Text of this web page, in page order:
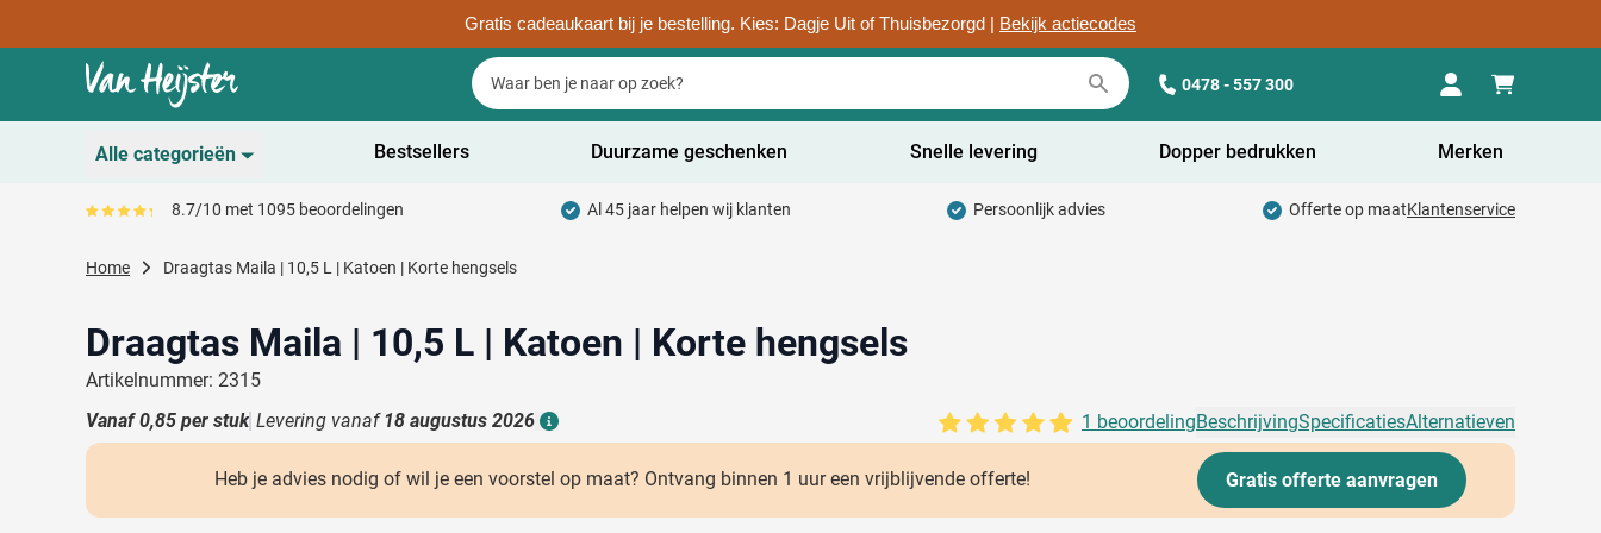
Gratis cadeaukaart bij je bestelling. Kies: Dagje Uit of Thuisbezorgd | Bekijk actiecodes
Ga naar de inhoud Zoek
Zoek
0478 - 557 300
Alle categorieën
Duurzaam
Toon submenu voor Schrijfwaren categorie
Toon submenu voor Drinkwaren categorie
Kantoorartikelen
Toon submenu voor Gadgets & Weggevers categorie
Tassen
Toon submenu voor Tassen categorie
Toon submenu voor Electronica categorie
Bestsellers Duurzame geschenken Snelle levering Dopper bedrukken Merken
Gemiddeld reviewpercentage is 87
8.7/10 met 1095 beoordelingen Al 45 jaar helpen wij klanten Persoonlijk advies Offerte op maatKlantenservice
Home Draagtas Maila | 10,5 L | Katoen | Korte hengsels
Draagtas Maila | 10,5 L | Katoen | Korte hengsels
Artikelnummer: 2315
Vanaf0,85 per stuk Levering vanaf 18 augustus 2026
Details
1 beoordelingBeschrijvingSpecificatiesAlternatieven
Heb je advies nodig of wil je een voorstel op maat? Ontvang binnen 1 uur een vrijblijvende offerte! Gratis offerte aanvragen